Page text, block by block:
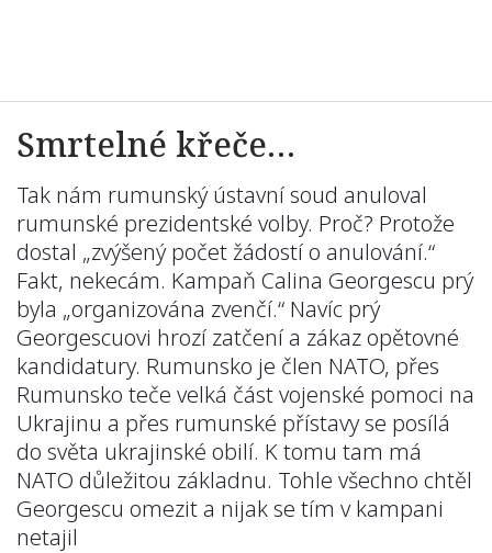
Smrtelné křeče…
Tak nám rumunský ústavní soud anuloval
rumunské prezidentské volby. Proč? Protože
dostal „zvýšený počet žádostí o anulování.“
Fakt, nekecám. Kampaň Calina Georgescu prý
byla „organizována zvenčí.“ Navíc prý
Georgescuovi hrozí zatčení a zákaz opětovné
kandidatury. Rumunsko je člen NATO, přes
Rumunsko teče velká část vojenské pomoci na
Ukrajinu a přes rumunské přístavy se posílá
do světa ukrajinské obilí. K tomu tam má
NATO důležitou základnu. Tohle všechno chtěl
Georgescu omezit a nijak se tím v kampani
netajil